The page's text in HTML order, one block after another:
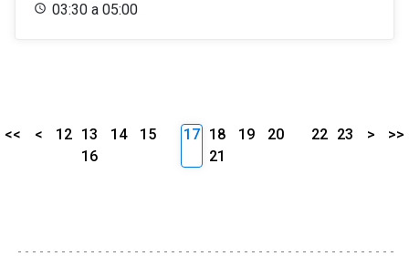
03:30 a 05:00
<< < 12 13 14
15
16
17 18 19
20
21
22 23 > >>